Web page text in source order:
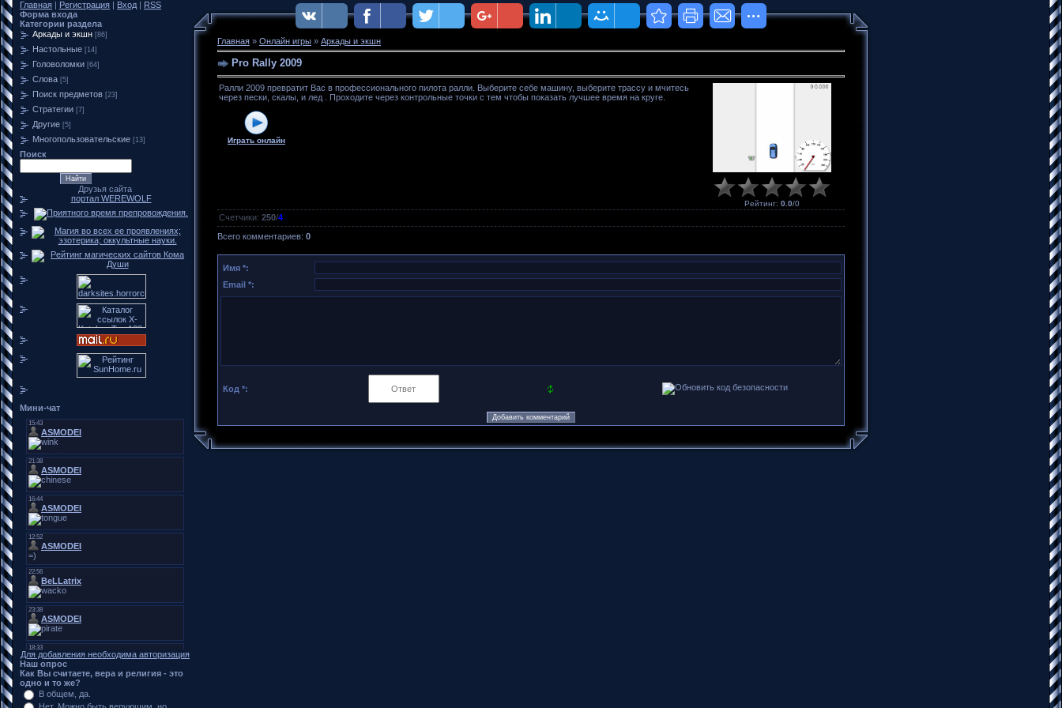
Главная | Регистрация | Вход | RSS
Форма входа
Категории раздела
Аркады и экшн [86]
Настольные [14]
Головоломки [64]
Слова [5]
Поиск предметов [23]
Стратегии [7]
Другие [5]
Многопользовательские [13]
Поиск
Друзья сайта
портал WEREWOLF
Мини-чат
Для добавления необходима авторизация
Наш опрос
Как Вы считаете, вера и религия - это
одно и то же?
В общем, да.
Нет. Можно быть верующим, но
Главная » Онлайн игры » Аркады и экшн
Pro Rally 2009
Ралли 2009 превратит Вас в профессионального пилота ралли. Выберите себе машину, выберите трассу и мчитесь
через пески, скалы, и лед . Проходите через контрольные точки с тем чтобы показать лучшее время на круге.
Играть онлайн
Рейтинг: 0.0/0
Счетчики: 250/4
Всего комментариев: 0
Имя *:
Email *:
Код *: